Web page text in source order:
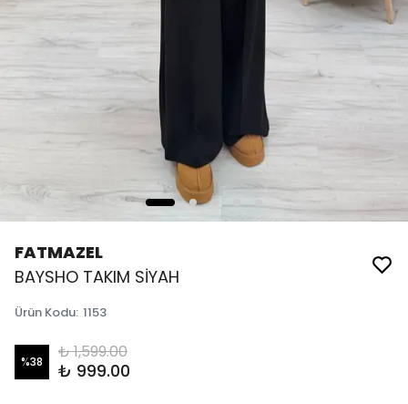
FATMAZEL
BAYSHO TAKIM SİYAH
Ürün Kodu: 1153
%38 ₺ 1,599.00
₺ 999.00